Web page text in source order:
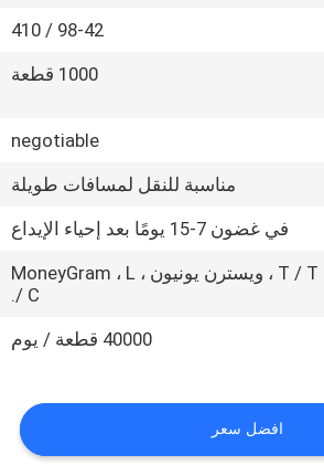
98-42 / 410
1000 قطعة
negotiable
مناسبة للنقل لمسافات طويلة
في غضون 7-15 يومًا بعد إحياء الإيداع
T / T ، ويسترن يونيون ، MoneyGram ، L
/ C.
40000 قطعة / يوم
افضل سعر